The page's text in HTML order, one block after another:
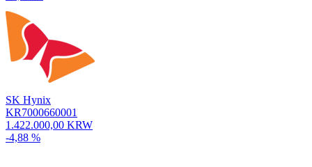
SK Hynix
KR7000660001
1.422.000,00 KRW
-4,88 %